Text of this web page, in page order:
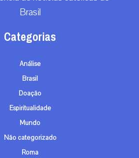
Brasil
Categorias
Análise
Brasil
Doação
Espiritualidade
Mundo
Não categorizado
Roma